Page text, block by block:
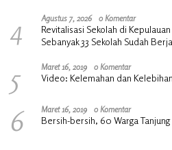
4 Agustus 7, 2026 0 Komentar
Revitalisasi Sekolah di
Sebanyak 33 Sekolah Sudah
5 Maret 16, 2019 0 Komentar
Video: Kelemahan dan
6 Maret 16, 2019 0 Komentar
Bersih-bersih, 60 Warga